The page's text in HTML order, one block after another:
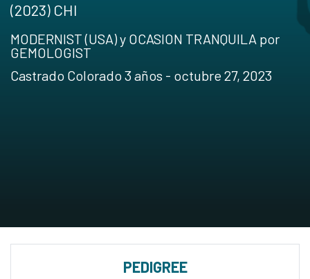
(2023) CHI
MODERNIST (USA) y OCASION TRANQUILA por
GEMOLOGIST
Castrado Colorado 3 años - octubre 27, 2023
PEDIGREE